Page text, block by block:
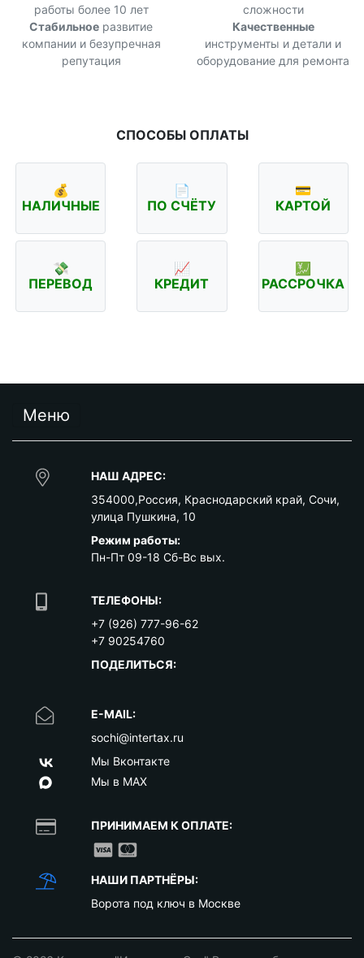
работы более 10 лет
сложности
Стабильное развитие
компании и безупречная
репутация
Качественные
инструменты и детали и
оборудование для ремонта
СПОСОБЫ ОПЛАТЫ
💰
НАЛИЧНЫЕ
📄
ПО СЧЁТУ
💳
КАРТОЙ
💸
ПЕРЕВОД
📈
КРЕДИТ
💹
РАССРОЧКА
Меню
НАШ АДРЕС:
354000,Россия, Краснодарский край, Сочи,
улица Пушкина, 10
Режим работы:
Пн-Пт 09-18 Сб-Вс вых.
ТЕЛЕФОНЫ:
+7 (926) 777-96-62
+7 90254760
ПОДЕЛИТЬСЯ:
E-MAIL:
sochi@intertax.ru
Мы Вконтакте
Мы в MAX
ПРИНИМАЕМ К ОПЛАТЕ:
НАШИ ПАРТНЁРЫ:
Ворота под ключ в Москве